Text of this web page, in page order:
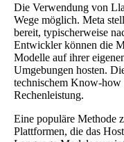
Die Verwendung von
Wege möglich. Meta
bereit, typischerweise
Entwickler können die
Modelle auf ihrer
Umgebungen hosten.
technischem Know-how
Rechenleistung.
Eine populäre Methode
Plattformen, die das